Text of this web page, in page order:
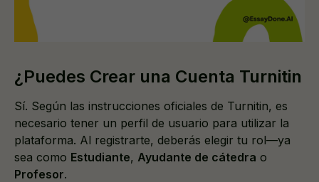
¿Puedes Crear una Cuenta Turnitin
Sí. Según las instrucciones oficiales de Turnitin, es
necesario tener un perfil de usuario para utilizar la
plataforma. Al registrarte, deberás elegir tu rol—ya
sea como Estudiante, Ayudante de cátedra o
Profesor.